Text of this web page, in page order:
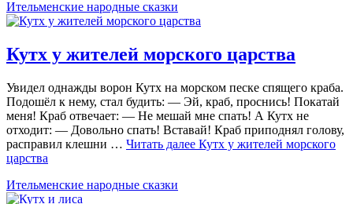
Ительменские народные сказки
Кутх у жителей морского царства
Увидел однажды ворон Кутх на морском песке спящего краба.
Подошёл к нему, стал будить: — Эй, краб, проснись! Покатай
меня! Краб отвечает: — Не мешай мне спать! А Кутх не
отходит: — Довольно спать! Вставай! Краб приподнял голову,
расправил клешни … Читать далее Кутх у жителей морского
царства
Ительменские народные сказки